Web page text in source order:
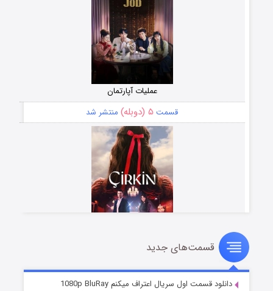
عملیات آپارتمان
قسمت ۵ (دوبله) منتشر شد
سریال زشت
قسمت۲ (زیرنویس) منتشر شد
قسمت‌های جدید
دانلود قسمت اول سریال اعتراف میکنم 1080p BluRay